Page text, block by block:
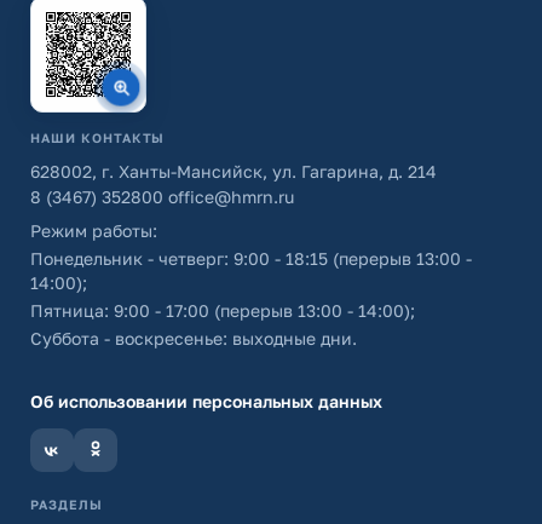
НАШИ КОНТАКТЫ
628002, г. Ханты-Мансийск, ул. Гагарина, д. 214
8 (3467) 352800 office@hmrn.ru
Режим работы:
Понедельник - четверг: 9:00 - 18:15 (перерыв 13:00 -
14:00);
Пятница: 9:00 - 17:00 (перерыв 13:00 - 14:00);
Суббота - воскресенье: выходные дни.
Об использовании персональных данных
РАЗДЕЛЫ